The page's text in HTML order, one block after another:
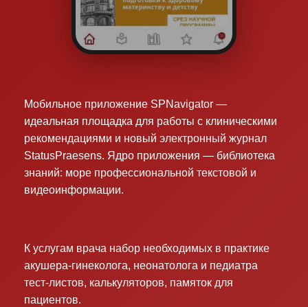
Мобильное приложение SPNavigator —
идеальная площадка для работы с клиническими
рекомендациями и новый электронный журнал
StatusPraesens. Ядро приложения — библиотека
знаний: море профессиональной текстовой и
видеоинформации.
К услугам врача набор необходимых в практике
акушера-гинеколога, неонатолога и педиатра
тест-листов, калькуляторов, памяток для
пациентов.